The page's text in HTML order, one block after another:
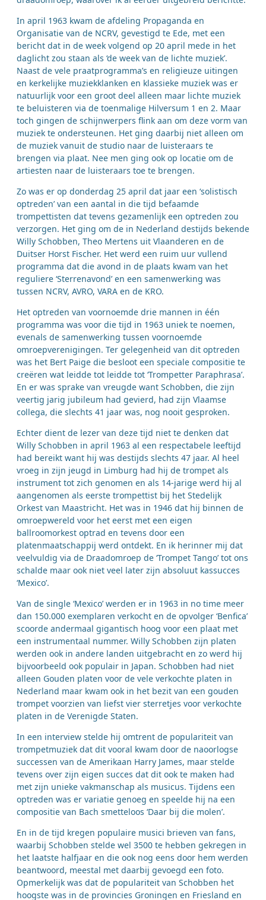
In april 1963 kwam de afdeling Propaganda en
Organisatie van de NCRV, gevestigd te Ede, met een
bericht dat in de week volgend op 20 april mede in het
daglicht zou staan als ‘de week van de lichte muziek’.
Naast de vele praatprogramma’s en religieuze uitingen
en kerkelijke muziekklanken en klassieke muziek was er
natuurlijk voor een groot deel alleen maar lichte muziek
te beluisteren via de toenmalige Hilversum 1 en 2. Maar
toch gingen de schijnwerpers flink aan om deze vorm van
muziek te ondersteunen. Het ging daarbij niet alleen om
de muziek vanuit de studio naar de luisteraars te
brengen via plaat. Nee men ging ook op locatie om de
artiesten naar de luisteraars toe te brengen.
Zo was er op donderdag 25 april dat jaar een ‘solistisch
optreden’ van een aantal in die tijd befaamde
trompettisten dat tevens gezamenlijk een optreden zou
verzorgen. Het ging om de in Nederland destijds bekende
Willy Schobben, Theo Mertens uit Vlaanderen en de
Duitser Horst Fischer. Het werd een ruim uur vullend
programma dat die avond in de plaats kwam van het
reguliere ‘Sterrenavond’ en een samenwerking was
tussen NCRV, AVRO, VARA en de KRO.
Het optreden van voornoemde drie mannen in één
programma was voor die tijd in 1963 uniek te noemen,
evenals de samenwerking tussen voornoemde
omroepverenigingen. Ter gelegenheid van dit optreden
was het Bert Paige die besloot een speciale compositie te
creëren wat leidde tot leidde tot ‘Trompetter Paraphrasa’.
En er was sprake van vreugde want Schobben, die zijn
veertig jarig jubileum had gevierd, had zijn Vlaamse
collega, die slechts 41 jaar was, nog nooit gesproken.
Echter dient de lezer van deze tijd niet te denken dat
Willy Schobben in april 1963 al een respectabele leeftijd
had bereikt want hij was destijds slechts 47 jaar. Al heel
vroeg in zijn jeugd in Limburg had hij de trompet als
instrument tot zich genomen en als 14-jarige werd hij al
aangenomen als eerste trompettist bij het Stedelijk
Orkest van Maastricht. Het was in 1946 dat hij binnen de
omroepwereld voor het eerst met een eigen
ballroomorkest optrad en tevens door een
platenmaatschappij werd ontdekt. En ik herinner mij dat
veelvuldig via de Draadomroep de ‘Trompet Tango’ tot ons
schalde maar ook niet veel later zijn absoluut kassucces
‘Mexico’.
Van de single ‘Mexico’ werden er in 1963 in no time meer
dan 150.000 exemplaren verkocht en de opvolger ‘Benfica’
scoorde andermaal gigantisch hoog voor een plaat met
een instrumentaal nummer. Willy Schobben zijn platen
werden ook in andere landen uitgebracht en zo werd hij
bijvoorbeeld ook populair in Japan. Schobben had niet
alleen Gouden platen voor de vele verkochte platen in
Nederland maar kwam ook in het bezit van een gouden
trompet voorzien van liefst vier sterretjes voor verkochte
platen in de Verenigde Staten.
In een interview stelde hij omtrent de populariteit van
trompetmuziek dat dit vooral kwam door de naoorlogse
successen van de Amerikaan Harry James, maar stelde
tevens over zijn eigen succes dat dit ook te maken had
met zijn unieke vakmanschap als musicus. Tijdens een
optreden was er variatie genoeg en speelde hij na een
compositie van Bach smetteloos ‘Daar bij die molen’.
En in de tijd kregen populaire musici brieven van fans,
waarbij Schobben stelde wel 3500 te hebben gekregen in
het laatste halfjaar en die ook nog eens door hem werden
beantwoord, meestal met daarbij gevoegd een foto.
Opmerkelijk was dat de populariteit van Schobben het
hoogste was in de provincies Groningen en Friesland en